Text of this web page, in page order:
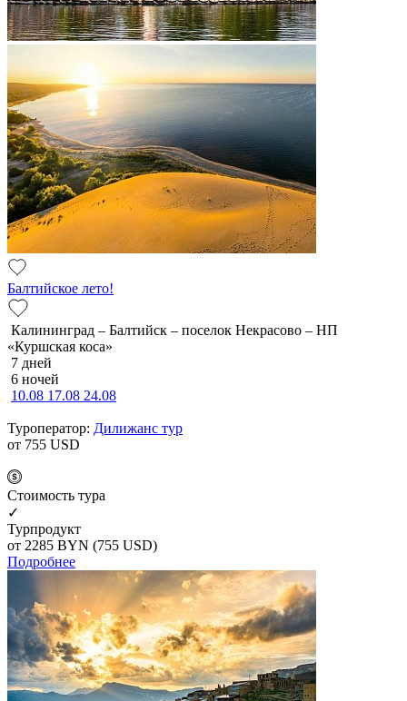
Балтийское лето!
Калининград – Балтийск – поселок Некрасово – НП
«Куршская коса»
7 дней
6 ночей
10.08 17.08 24.08
Туроператор: Дилижанс тур
от 755 USD
Cтоимость тура
✓
Турпродукт
от 2285 BYN (755 USD)
Подробнее